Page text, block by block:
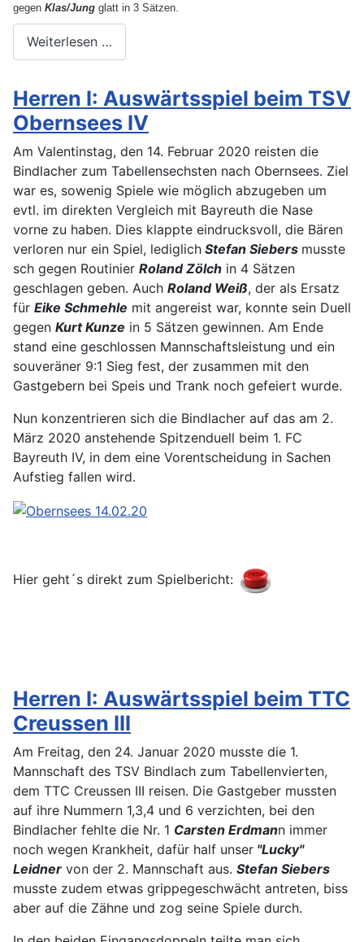
gegen Klas/Jung glatt in 3 Sätzen.
Weiterlesen …
Herren I: Auswärtsspiel beim TSV
Obernsees IV
Am Valentinstag, den 14. Februar 2020 reisten die
Bindlacher zum Tabellensechsten nach Obernsees. Ziel
war es, sowenig Spiele wie möglich abzugeben um
evtl. im direkten Vergleich mit Bayreuth die Nase
vorne zu haben. Dies klappte eindrucksvoll, die Bären
verloren nur ein Spiel, lediglich Stefan Siebers musste
sch gegen Routinier Roland Zölch in 4 Sätzen
geschlagen geben. Auch Roland Weiß, der als Ersatz
für Eike Schmehle mit angereist war, konnte sein Duell
gegen Kurt Kunze in 5 Sätzen gewinnen. Am Ende
stand eine geschlossen Mannschaftsleistung und ein
souveräner 9:1 Sieg fest, der zusammen mit den
Gastgebern bei Speis und Trank noch gefeiert wurde.
Nun konzentrieren sich die Bindlacher auf das am 2.
März 2020 anstehende Spitzenduell beim 1. FC
Bayreuth IV, in dem eine Vorentscheidung in Sachen
Aufstieg fallen wird.
Hier geht´s direkt zum Spielbericht:
Herren I: Auswärtsspiel beim TTC
Creussen III
Am Freitag, den 24. Januar 2020 musste die 1.
Mannschaft des TSV Bindlach zum Tabellenvierten,
dem TTC Creussen III reisen. Die Gastgeber mussten
auf ihre Nummern 1,3,4 und 6 verzichten, bei den
Bindlacher fehlte die Nr. 1 Carsten Erdmann immer
noch wegen Krankheit, dafür half unser "Lucky"
Leidner von der 2. Mannschaft aus. Stefan Siebers
musste zudem etwas grippegeschwächt antreten, biss
aber auf die Zähne und zog seine Spiele durch.